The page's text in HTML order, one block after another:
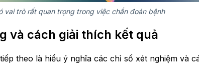
vai trò rất quan trọng trong việc chẩn đoán bệnh
và cách giải thích kết quả
theo là hiểu ý nghĩa các chỉ số xét nghiệm và